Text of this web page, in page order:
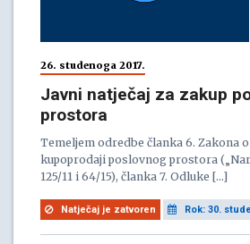
26. studenoga 2017.
Javni natječaj za zakup
prostora
Temeljem odredbe članka 6. Zakona
kupoprodaji poslovnog prostora
125/11 i 64/15), članka 7. Odluke […]
Natječaj je zatvoren Rok: 30.